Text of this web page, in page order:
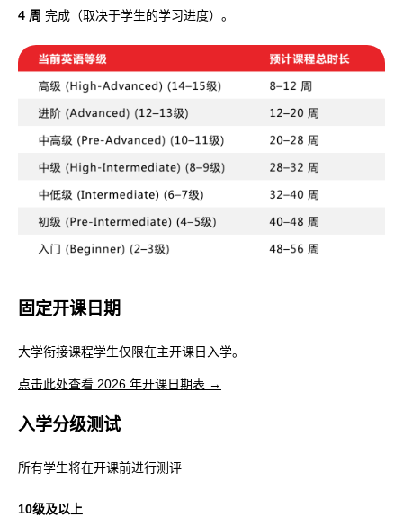
4 周 完成（取决于学生的学习进度）。
固定开课日期
大学衔接课程学生仅限在主开课日入学。
点击此处查看 2026 年开课日期表 →
入学分级测试
所有学生将在开课前进行测评
10级及以上